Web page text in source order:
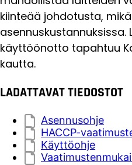
kiinteää johdotusta,
asennuskustannuksissa.
käyttöönotto tapahtuu
kautta.
LADATTAVAT TIEDOSTOT
Asennusohje
HACCP-
Käyttöohje